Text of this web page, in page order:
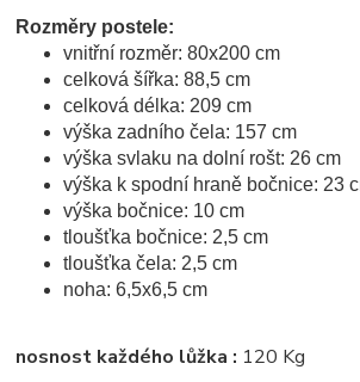
Rozměry postele:
vnitřní rozměr: 80x200 cm
celková šířka: 88,5 cm
celková délka: 209 cm
výška zadního čela: 157 cm
výška svlaku na dolní rošt: 26 cm
výška k spodní hraně bočnice: 23
výška bočnice: 10 cm
tloušťka bočnice: 2,5 cm
tloušťka čela: 2,5 cm
noha: 6,5x6,5 cm
nosnost každého lůžka : 120 Kg